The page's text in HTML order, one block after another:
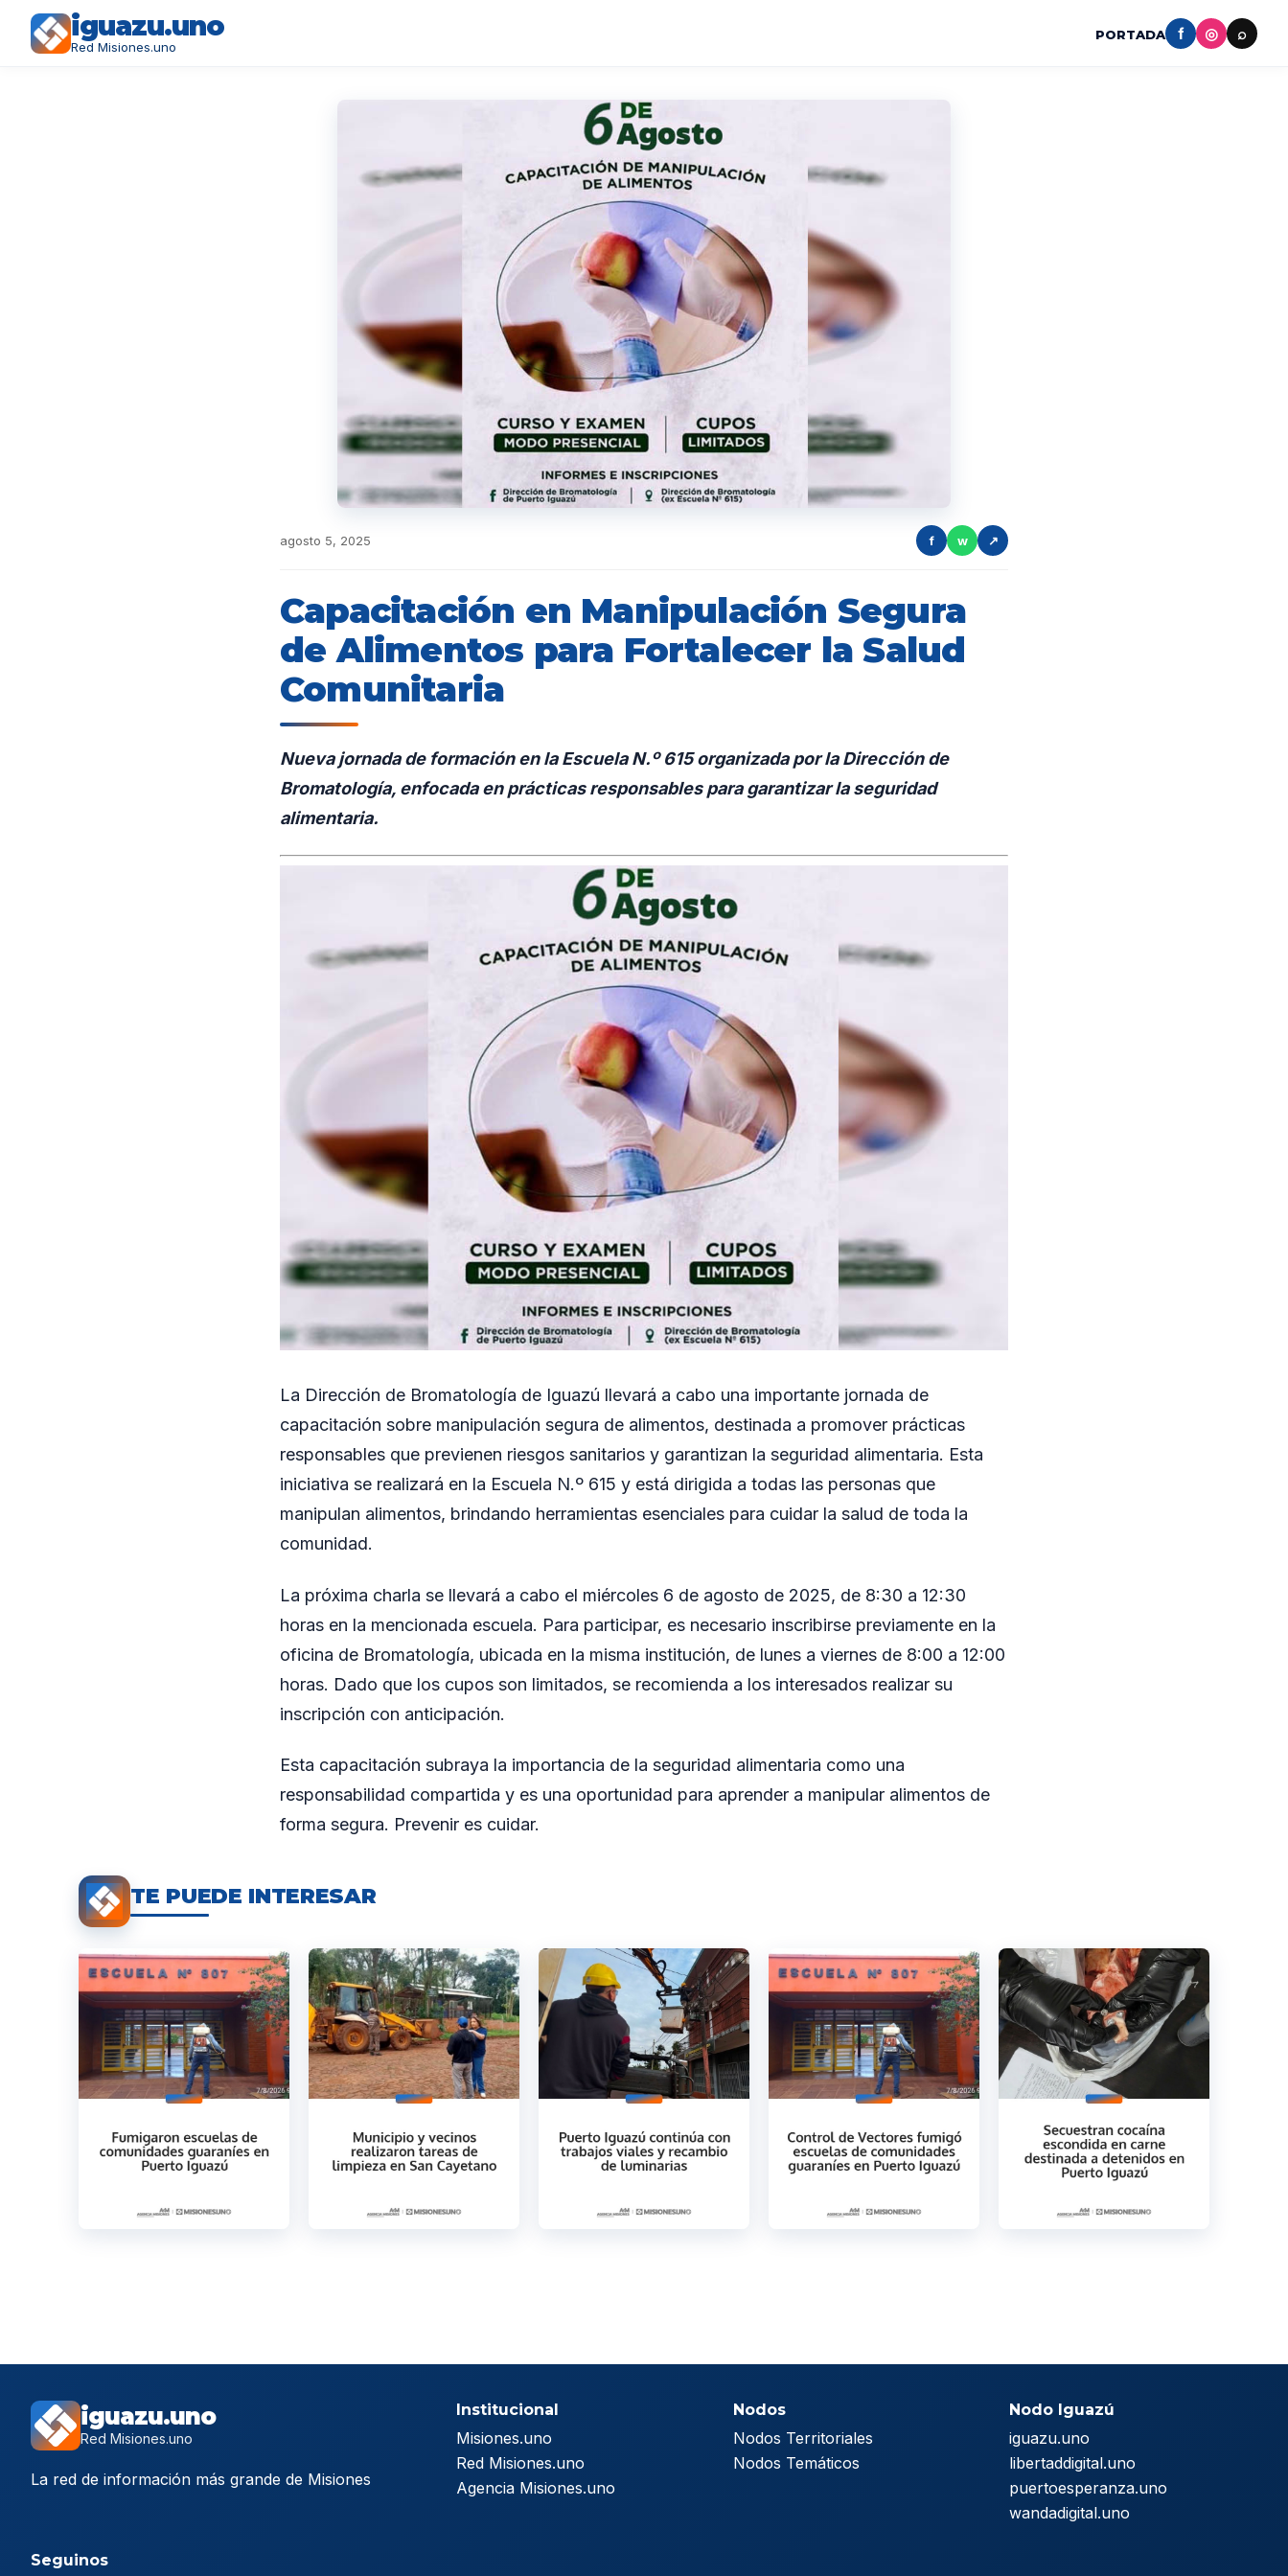
iguazu.uno
Red Misiones.uno
PORTADA f ◎ ⌕
agosto 5, 2025 f w ↗
Capacitación en Manipulación Segura
de Alimentos para Fortalecer la Salud
Comunitaria
Nueva jornada de formación en la Escuela N.º 615 organizada por la Dirección de
Bromatología, enfocada en prácticas responsables para garantizar la seguridad
alimentaria.
La Dirección de Bromatología de Iguazú llevará a cabo una importante jornada de
capacitación sobre manipulación segura de alimentos, destinada a promover prácticas
responsables que previenen riesgos sanitarios y garantizan la seguridad alimentaria. Esta
iniciativa se realizará en la Escuela N.º 615 y está dirigida a todas las personas que
manipulan alimentos, brindando herramientas esenciales para cuidar la salud de toda la
comunidad.
La próxima charla se llevará a cabo el miércoles 6 de agosto de 2025, de 8:30 a 12:30
horas en la mencionada escuela. Para participar, es necesario inscribirse previamente en la
oficina de Bromatología, ubicada en la misma institución, de lunes a viernes de 8:00 a 12:00
horas. Dado que los cupos son limitados, se recomienda a los interesados realizar su
inscripción con anticipación.
Esta capacitación subraya la importancia de la seguridad alimentaria como una
responsabilidad compartida y es una oportunidad para aprender a manipular alimentos de
forma segura. Prevenir es cuidar.
TE PUEDE INTERESAR
iguazu.uno
Red Misiones.uno
La red de información más grande de Misiones
Institucional
Misiones.uno
Red Misiones.uno
Agencia Misiones.uno
Nodos
Nodos Territoriales
Nodos Temáticos
Nodo Iguazú
iguazu.uno
libertaddigital.uno
puertoesperanza.uno
wandadigital.uno
Seguinos